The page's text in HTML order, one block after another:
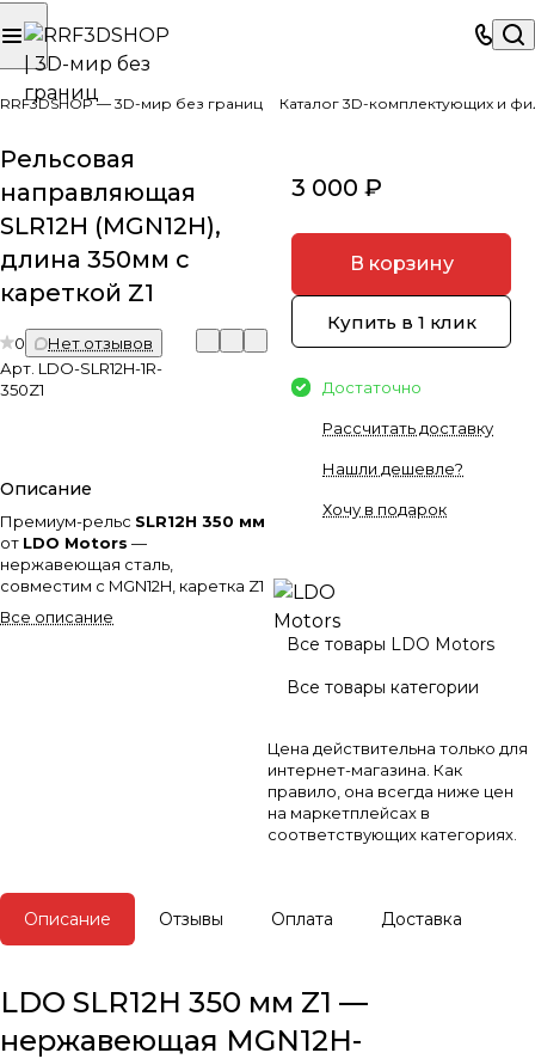
RRF3DSHOP — 3D-мир без границ Каталог 3D-комплектующих и
Рельсовая
направляющая
SLR12H (MGN12H),
длина 350мм с
кареткой Z1
0
Нет отзывов
Арт. LDO-SLR12H-1R-
350Z1
Описание
Премиум-рельс SLR12H 350 мм
от LDO Motors —
нержавеющая сталь,
совместим с MGN12H, каретка Z1
для CoreXY, Voron, RatRig.
Все описание
3 000 ₽
В корзину
Купить в 1 клик
Достаточно
Рассчитать доставку
Нашли дешевле?
Хочу в подарок
Все товары LDO Motors
Все товары категории
Цена действительна только для
интернет-магазина. Как
правило, она всегда ниже цен
на маркетплейсах в
соответствующих категориях.
Описание Отзывы Оплата Доставка
LDO SLR12H 350 мм Z1 —
нержавеющая MGN12H-